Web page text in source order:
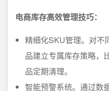
电商库存高效管理技巧：
精细化SKU管理。对不
品建立专属库存策略，
品定期清理。
智能预警系统。通过数